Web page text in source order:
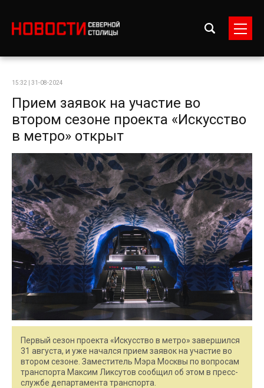
15:32 | 31-08-2024
Прием заявок на участие во
втором сезоне проекта «Искусство
в метро» открыт
Первый сезон проекта «Искусство в метро» завершился
31 августа, и уже начался прием заявок на участие во
втором сезоне. Заместитель Мэра Москвы по вопросам
транспорта Максим Ликсутов сообщил об этом в пресс-
службе департамента транспорта.